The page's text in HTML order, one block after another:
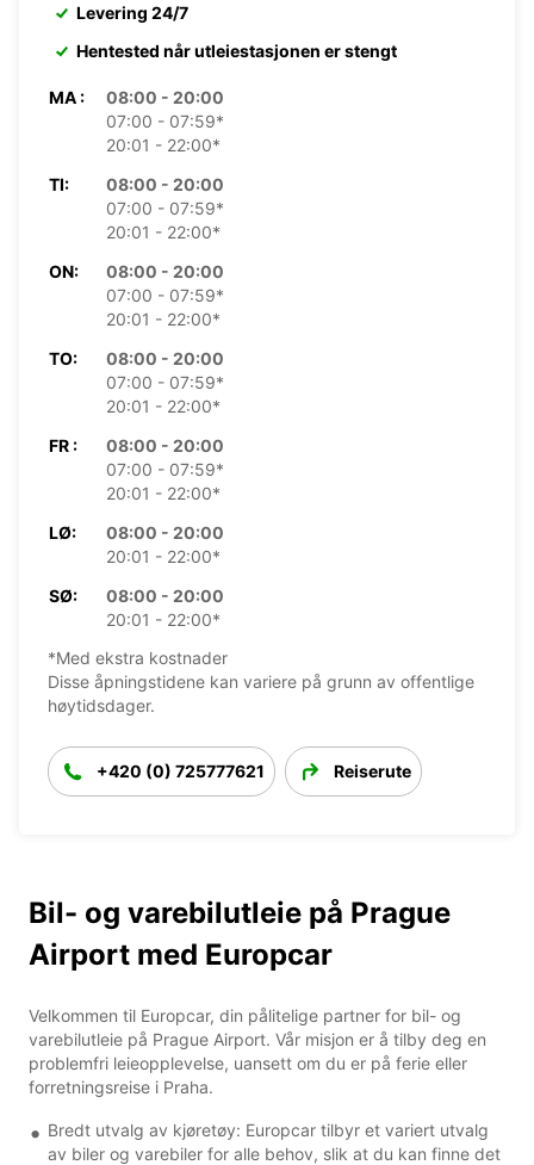
Levering 24/7
Hentested når utleiestasjonen er stengt
MA :
08:00 - 20:00
07:00 - 07:59*
20:01 - 22:00*
TI:
08:00 - 20:00
07:00 - 07:59*
20:01 - 22:00*
ON:
08:00 - 20:00
07:00 - 07:59*
20:01 - 22:00*
TO:
08:00 - 20:00
07:00 - 07:59*
20:01 - 22:00*
FR :
08:00 - 20:00
07:00 - 07:59*
20:01 - 22:00*
LØ:
08:00 - 20:00
20:01 - 22:00*
SØ:
08:00 - 20:00
20:01 - 22:00*
*Med ekstra kostnader
Disse åpningstidene kan variere på grunn av offentlige
høytidsdager.
+420 (0) 725777621 Reiserute
Bil- og varebilutleie på Prague
Airport med Europcar
Velkommen til Europcar, din pålitelige partner for bil- og
varebilutleie på Prague Airport. Vår misjon er å tilby deg en
problemfri leieopplevelse, uansett om du er på ferie eller
forretningsreise i Praha.
Bredt utvalg av kjøretøy: Europcar tilbyr et variert utvalg
av biler og varebiler for alle behov, slik at du kan finne det